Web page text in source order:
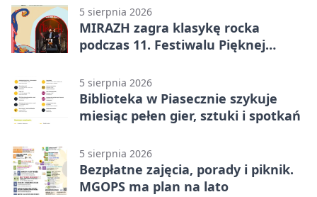
5 sierpnia 2026
MIRAZH zagra klasykę rocka
podczas 11. Festiwalu Pięknej
5 sierpnia 2026
Biblioteka w Piasecznie szykuje
miesiąc pełen gier, sztuki i spotkań
5 sierpnia 2026
Bezpłatne zajęcia, porady i piknik.
MGOPS ma plan na lato